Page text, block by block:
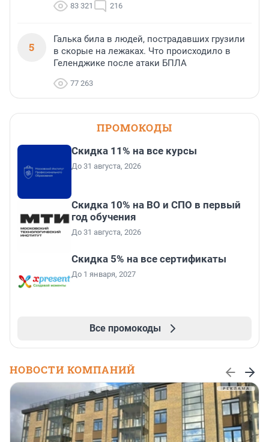
83 321 216
5
Галька била в людей, пострадавших грузили
в скорые на лежаках. Что происходило в
Геленджике после атаки БПЛА
77 263
ПРОМОКОДЫ
Скидка 11% на все курсы
До 31 августа, 2026
Скидка 10% на ВО и СПО в первый
год обучения
До 31 августа, 2026
Скидка 5% на все сертификаты
До 1 января, 2027
Все промокоды
НОВОСТИ КОМПАНИЙ